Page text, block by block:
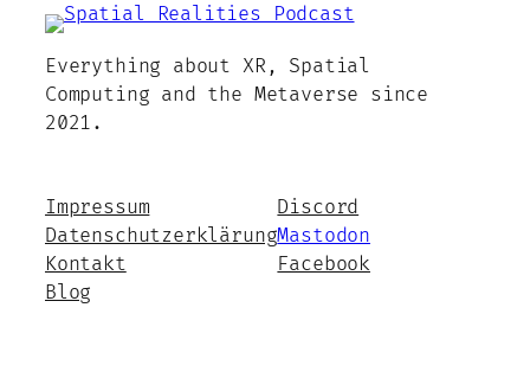
Everything about XR, Spatial
Computing and the Metaverse since
2021.
Impressum
Datenschutzerklärung
Kontakt
Blog
Discord
Mastodon
Facebook